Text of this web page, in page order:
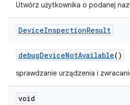
Utwórz użytkownika o podanej
DeviceInspectionResult
debugDeviceNotAvailable()
sprawdzanie urządzenia i
void